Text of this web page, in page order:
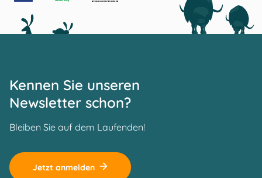
Kennen Sie unseren
Newsletter schon?
Bleiben Sie auf dem Laufenden!
Jetzt anmelden